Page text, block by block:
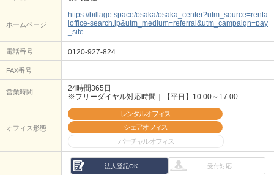
ホームページ
https://billage.space/osaka/osaka_center?utm_source=renta
loffice-search.jp&utm_medium=referral&utm_campaign=pay
_site
電話番号 0120-927-824
FAX番号
営業時間
24時間365日
※フリーダイヤル対応時間｜【平日】10:00～17:00
オフィス形態
レンタルオフィス
シェアオフィス
バーチャルオフィス
法人登記OK 受付対応